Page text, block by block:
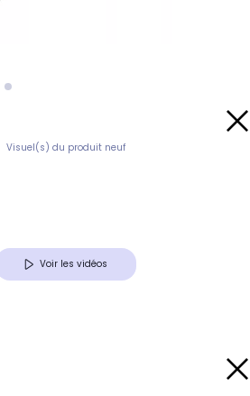
Visuel(s) du produit neuf
Voir les vidéos